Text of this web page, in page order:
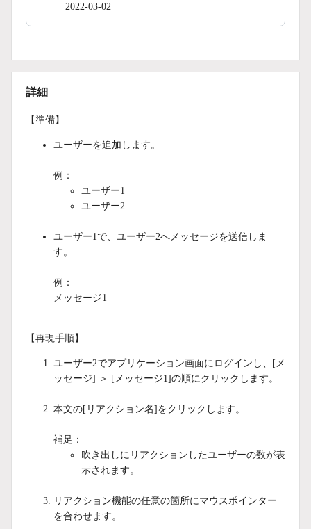
2022-03-02
詳細
【準備】
ユーザーを追加します。
例：
ユーザー1
ユーザー2
ユーザー1で、ユーザー2へメッセージを送信しま
す。
例：
メッセージ1
【再現手順】
ユーザー2でアプリケーション画面にログインし、[メ
ッセージ] ＞ [メッセージ1]の順にクリックします。
本文の[リアクション名]をクリックします。
補足：
吹き出しにリアクションしたユーザーの数が表
示されます。
リアクション機能の任意の箇所にマウスポインター
を合わせます。